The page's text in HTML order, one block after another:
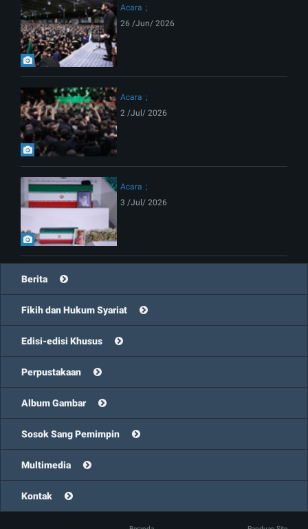
Acara
26 /Jun/ 2026
Acara
2 /Jul/ 2026
Acara
3 /Jul/ 2026
Berita
Fikih dan Hukum Syariat
Edisi-edisi Khusus
Perpustakaan
Album Gambar
Sosok Sang Pemimpin
Multimedia
Kontak